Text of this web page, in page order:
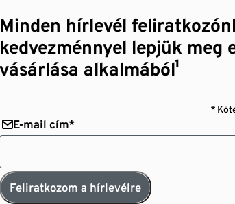
Minden hírlevél
kedvezménnyel lepjük meg
vásárlása alkalmából¹
*
E-mail cím*
Feliratkozom a hírlevélre